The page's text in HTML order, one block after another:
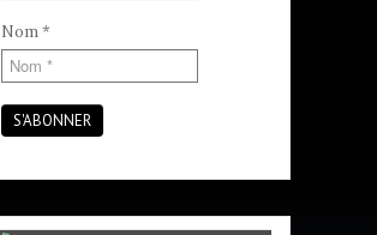
Nom*
S'ABONNER